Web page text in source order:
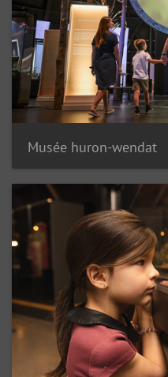
Musée huron-wendat